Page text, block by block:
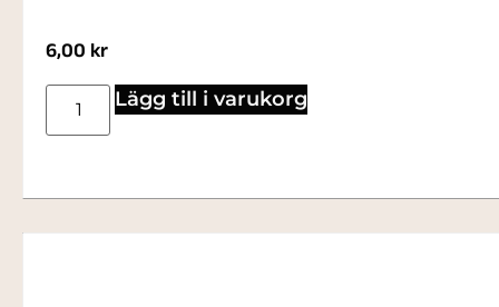
6,00 kr
Lägg till i varukorg